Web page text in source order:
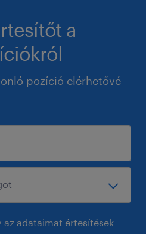
a
pozíció elérhetővé
az adataimat értesítések